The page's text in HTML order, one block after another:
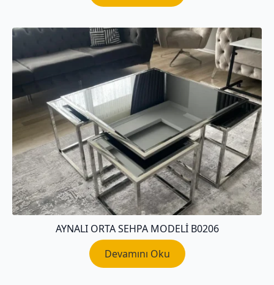
AYNALI ORTA SEHPA MODELI B0206
Devamını Oku